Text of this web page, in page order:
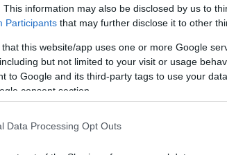
This information may also be disclosed by us to
Participants that may further disclose it to other
that this website/app uses one or more Google
but not limited to your visit or usage
to Google and its third-party tags to use your
consent section.
Data Processing Opt Outs